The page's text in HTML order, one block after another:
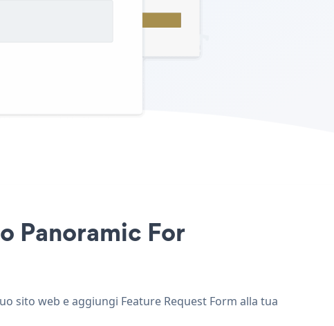
Panoramic For
sito web e aggiungi Feature Request Form alla tua